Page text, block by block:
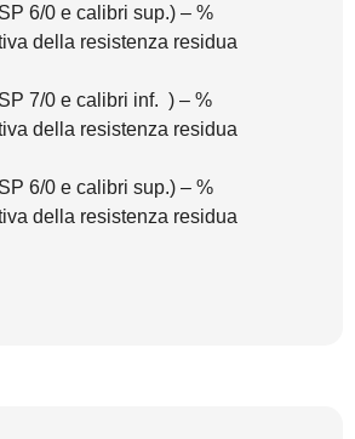
6/0 e calibri sup.) – %
della resistenza residua
7/0 e calibri inf. ) – %
della resistenza residua
6/0 e calibri sup.) – %
della resistenza residua